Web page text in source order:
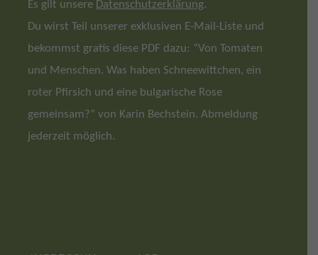
Es gilt unsere Datenschutzerklärung.
Du wirst Teil unserer exklusiven E-Mail-Liste und
bekommst gratis diese PDF dazu: “Von Tomaten
und Menschen. Was haben Schneewittchen, ein
roter Pfirsich und eine bulgarische Rose
gemeinsam?” von Karin Bechstein. Abmeldung
jederzeit möglich.